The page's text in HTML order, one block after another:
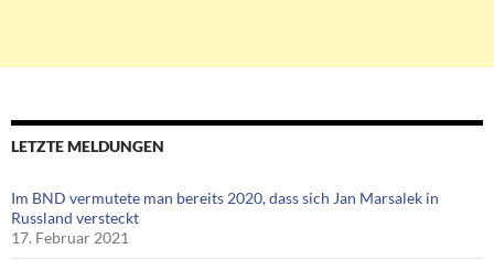
LETZTE MELDUNGEN
Im BND vermutete man bereits 2020, dass sich Jan Marsalek in
Russland versteckt
17. Februar 2021